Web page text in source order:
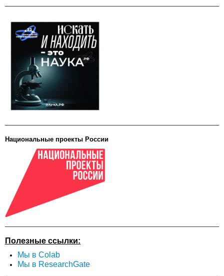
Национальные проекты России
Полезные ссылки:
Мы в Colab
Мы в ResearchGate